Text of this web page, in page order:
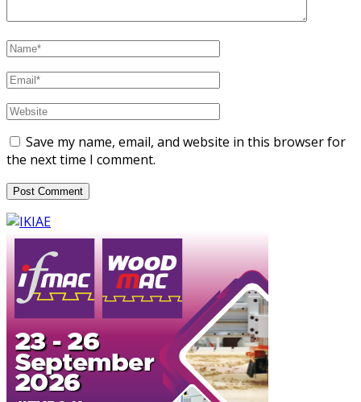
Save my name, email, and website in this browser for
the next time I comment.